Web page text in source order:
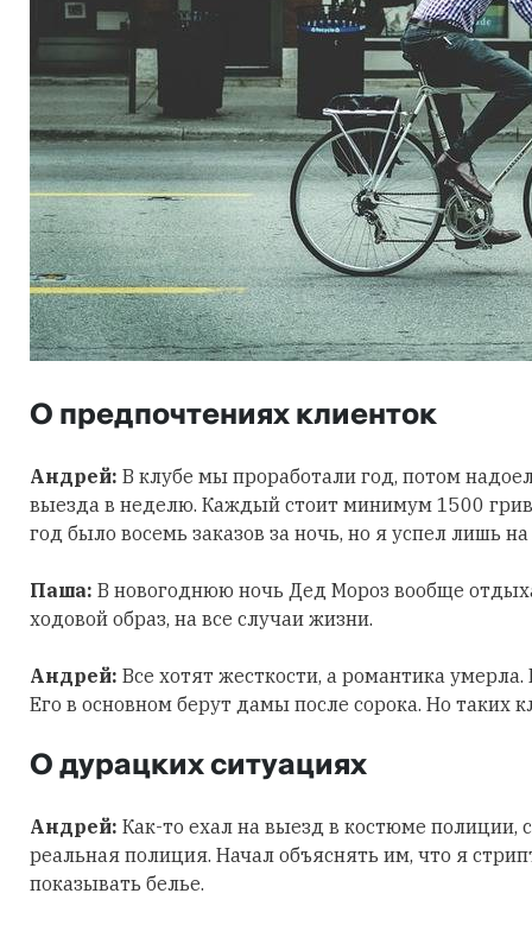
О предпочтениях клиенток
Андрей: В клубе мы проработали год, потом
выезда в неделю. Каждый стоит минимум 1500
год было восемь заказов за ночь, но я успел лишь
Паша: В новогоднюю ночь Дед Мороз вообще
ходовой образ, на все случаи жизни.
Андрей: Все хотят жесткости, а романтика
Его в основном берут дамы после сорока. Но таких
О дурацких ситуациях
Андрей: Как-то ехал на выезд в костюме полиции,
реальная полиция. Начал объяснять им, что я
показывать белье.